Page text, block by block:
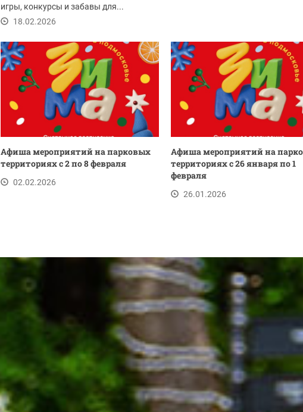
игры, конкурсы и забавы для...
18.02.2026
Афиша мероприятий на парковых
территориях с 2 по 8 февраля
02.02.2026
Афиша мероприятий на
территориях с 26 января по 1
февраля
26.01.2026